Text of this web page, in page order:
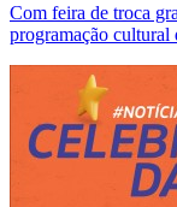
Com feira de troca
programação cultural